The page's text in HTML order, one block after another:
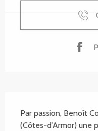
Par passion, Benoît
(Côtes-d’Armor) une